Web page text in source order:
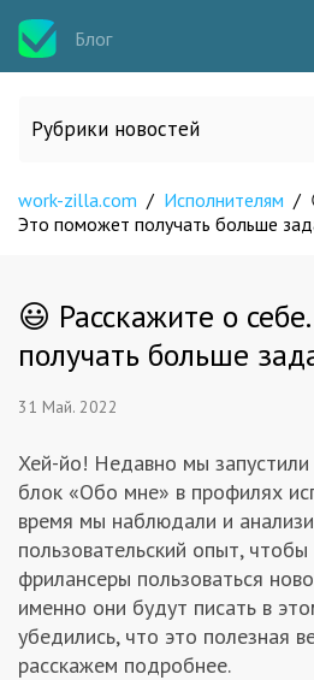
Блог
Рубрики новостей
Все статьи
Кейсы
Исполнителям
Заказчикам
Полезное
work-zilla.com / Исполнителям /
Это поможет получать больше
😃 Расскажите о
получать больше
31 Май. 2022
Хей-йо! Недавно мы
блок «Обо мне» в профилях
время мы наблюдали и
пользовательский опыт,
фрилансеры пользоваться
именно они будут писать в
убедились, что это полезная
расскажем подробнее.